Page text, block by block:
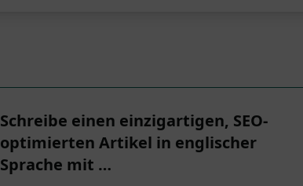
Schreibe einen einzigartigen, SEO-
optimierten Artikel in englischer
Sprache mit …